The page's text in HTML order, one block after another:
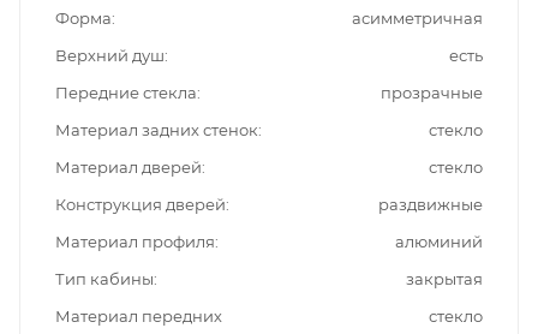
Форма
асимметричная
Верхний душ
есть
Передние стекла
прозрачные
Материал задних стенок
стекло
Материал дверей
стекло
Конструкция дверей
раздвижные
Материал профиля
алюминий
Тип кабины
закрытая
Материал передних
стекло